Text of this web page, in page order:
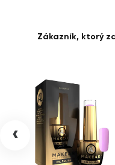
Zákazník, ktorý
‹